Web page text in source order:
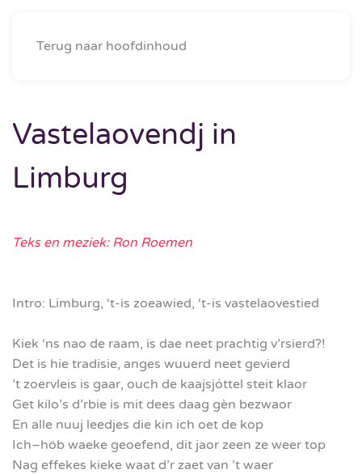
Terug naar hoofdinhoud
Menu
Vastelaovendj in
Limburg
Teks en meziek: Ron Roemen
Intro: Limburg, ‘t-is zoeawied, ‘t-is vastelaovestied
Kiek ‘ns nao de raam, is dae neet prachtig v’rsierd?!
Det is hie tradisie, anges wuuerd neet gevierd
’t zoervleis is gaar, ouch de kaajsjóttel steit klaor
Get kilo’s d’rbie is mit dees daag gèn bezwaor
En alle nuuj leedjes die kin ich oet de kop
Ich–höb waeke geoefend, dit jaor zeen ze weer top
Nag effekes kieke waat d’r zaet van ’t waer